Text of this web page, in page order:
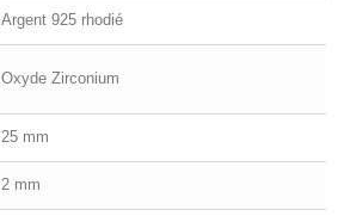
Argent 925 rhodié
Oxyde Zirconium
25 mm
2 mm